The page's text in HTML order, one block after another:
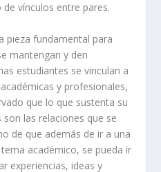
vínculos entre pares.
pieza fundamental para
mantengan y den
estudiantes se vinculan a
y profesionales,
que lo que sustenta su
las relaciones que se
de que además de ir a una
académico, se pueda ir
experiencias, ideas y